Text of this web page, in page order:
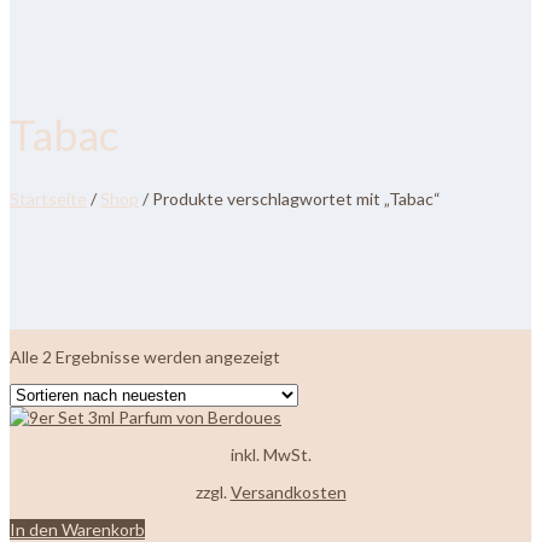
Tabac
Startseite / Shop / Produkte verschlagwortet mit „Tabac“
Alle 2 Ergebnisse werden angezeigt
sortiert
inkl. MwSt.
zzgl. Versandkosten
In den Warenkorb